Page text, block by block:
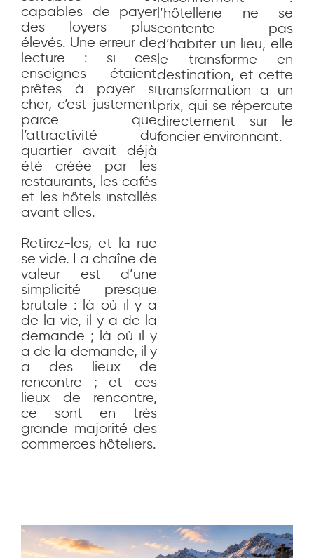
capables de payer
des loyers plus
élevés. Une erreur de
lecture : si ces
enseignes étaient
prêtes à payer si
cher, c’est justement
parce que
l’attractivité du
quartier avait déjà
été créée par les
restaurants, les cafés
et les hôtels installés
avant elles.
Retirez-les, et la rue
se vide. La chaîne de
valeur est d’une
simplicité presque
brutale : là où il y a
de la vie, il y a de la
demande ; là où il y
a de la demande, il y
a des lieux de
rencontre ; et ces
lieux de rencontre,
ce sont en très
grande majorité des
commerces hôteliers.
l’hôtellerie ne se
contente pas
d’habiter un lieu, elle
le transforme en
destination, et cette
transformation a un
prix, qui se répercute
directement sur le
foncier environnant.